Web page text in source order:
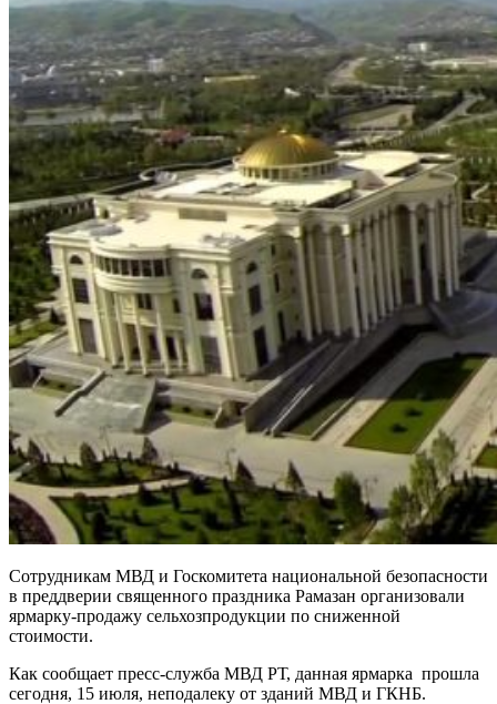
Сотрудникам МВД и Госкомитета национальной безопасности
в преддверии священного праздника Рамазан организовали
ярмарку-продажу сельхозпродукции по сниженной
стоимости.
Как сообщает пресс-служба МВД РТ, данная ярмарка прошла
сегодня, 15 июля, неподалеку от зданий МВД и ГКНБ.